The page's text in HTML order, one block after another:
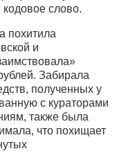
слово.
похитила
и
Забирала
полученных у
с кураторами
также была
что похищает